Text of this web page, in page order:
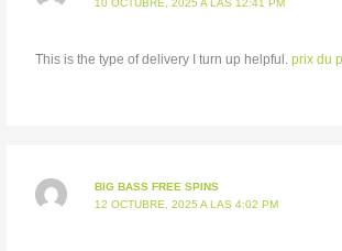
10 OCTUBRE, 2025 A LAS 12:41 PM
This is the type of delivery I turn up helpful. prix du
BIG BASS FREE SPINS
12 OCTUBRE, 2025 A LAS 4:02 PM